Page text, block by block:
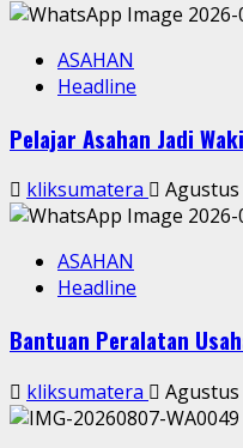
ASAHAN
Headline
Pelajar Asahan Jadi
kliksumatera Agustus
ASAHAN
Headline
Bantuan Peralatan
kliksumatera Agustus